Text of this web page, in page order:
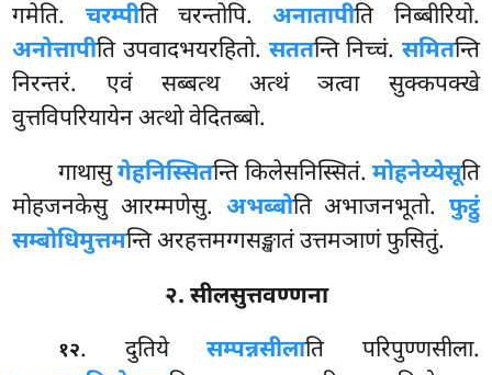
गमेति. चरम्पीति चरन्तोपि.अनातापीति निब्बीरियो.
अनोत्तापीति उपवादभयरहितो. सततन्ति निच्चं. समितन्ति
निरन्तरं. एवं सब्बत्थ अत्थं ञत्वा सुक्कपक्खे
वुत्तविपरियायेन अत्थो वेदितब्बो.
गाथासुगेहनिस्सितन्ति किलेसनिस्सितं. मोहनेय्येसूति
मोहजनकेसु आरम्मणेसु. अभब्बोति अभाजनभूतो. फुट्ठुं
सम्बोधिमुत्तमन्ति अरहत्तमग्गसङ्खातं उत्तमञाणं फुसितुं.
२. सीलसुत्तवण्णना
१२. दुतियेसम्पन्नसीलाति परिपुण्णसीला.